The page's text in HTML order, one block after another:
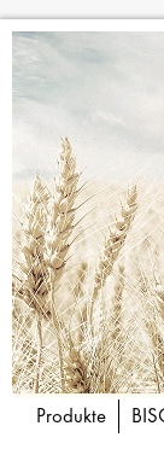
Produkte